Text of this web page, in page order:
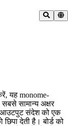
यह monome-
सामान्य अक्षर
आउटपुट संदेश को एक
देती है। बोर्ड को